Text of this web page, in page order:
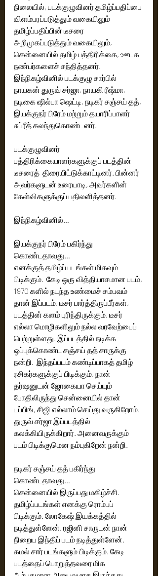
நிலையில், படக்குழுவினர் தமிழ்ப்பதிப்பை
விளம்பரப்படுத்தும் வகையிலும்
தமிழ்ப்பதிப்பின் டீசரை
அறிமுகப்படுத்தும் வகையிலும்,
சென்னையில் தமிழ் பத்திரிக்கை, ஊடக
நண்பர்களைச் சந்தித்தனர்.
இந்நிகழ்வினில் படக்குழு சார்பில்
நாயகன் துருவ் சர்ஜா, நாயகி ரீஷ்மா,
நடிகை ஷில்பா ஷெட்டி, நடிகர் சஞ்சய் தத்,
இயக்குநர் பிரேம் மற்றும் தயாரிப்பாளர்
சுப்ரீத் கலந்துகொண்டனர்.
படக்குழுவினர்
பத்திரிக்கையாளர்களுக்குப் படத்தின்
டீசரைத்  திரையிட்டுக்காட்டினர். பின்னர்
அவர்களுடன் உரையாடி, அவர்களின்
கேள்விகளுக்குப் பதிலளித்தனர்.
இந்நிகழ்வினில்…
இயக்குநர் பிரேம் பகிர்ந்து
கொண்டதாவது…
எனக்குத் தமிழ்ப் படங்கள் மிகவும்
பிடிக்கும்.  கேடி ஒரு வித்தியாசமான படம்,
1970 களில் நடந்த உண்மைச் சம்பவம்
தான் இப்படம், டீசர் பார்த்திருப்பீர்கள்,
படத்தின் களம் புரிந்திருக்கும். டீசர்
எல்லா மொழிகளிலும் நல்ல வரவேற்பைப்
பெற்றுள்ளது. இப்படத்தில் நடிக்க
ஒப்புக்கொண்ட சஞ்சய் தத் சாருக்கு
நன்றி.  இந்தப்படம் கண்டிப்பாகத் தமிழ்
ரசிகர்களுக்குப் பிடிக்கும், நான்
தர்ஷனுடன் ஜோகையா செய்யும்
போதிலிருந்து சென்னையில் தான்
டப்பிங், சிஜி எல்லாம் செய்து வருகிறோம்.
துருவ் சர்ஜா இப்படத்தில்
கலக்கியிருக்கிறார். அனைவருக்கும்
படம் பிடிக்குமென நம்புகிறேன் நன்றி.
நடிகர் சஞ்சய் தத் பகிர்ந்து
கொண்டதாவது…
சென்னையில் இருப்பது மகிழ்ச்சி.
தமிழ்ப்படங்கள் எனக்கு ரொம்பப்
பிடிக்கும். லோகேஷ் இயக்கத்தில்
நடித்துள்ளேன், ரஜினி சாருடன் நான்
நிறைய இந்திப் படம் நடித்துள்ளேன்.
கமல் சார் படங்களும் பிடிக்கும். கேடி
படத்தைப் பொறுத்தவரை மிக